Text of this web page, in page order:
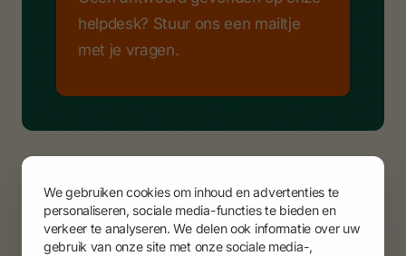
helpdesk? Stuur ons een mailtje
met je vragen.
We gebruiken cookies om inhoud en advertenties te
personaliseren, sociale media-functies te bieden en
verkeer te analyseren. We delen ook informatie over uw
gebruik van onze site met onze sociale media-,